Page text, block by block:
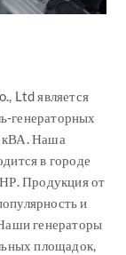
Ltd является
генераторных
кВА. Наша
в городе
Продукция от
и
генераторы
площадок,